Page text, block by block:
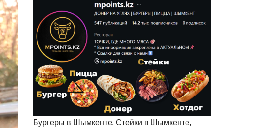
Бургеры в Шымкенте, Стейки в Шымкенте,